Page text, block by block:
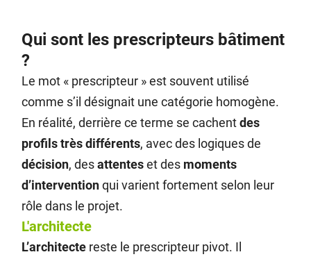
Qui sont les prescripteurs bâtiment
?
Le mot « prescripteur » est souvent utilisé
comme s’il désignait une catégorie homogène.
En réalité, derrière ce terme se cachentdes
profils très différents, avec des logiques de
décision, desattenteset des moments
d’interventionqui varient fortement selon leur
rôle dans le projet.
L'architecte
L’architecte reste le prescripteur pivot. Il